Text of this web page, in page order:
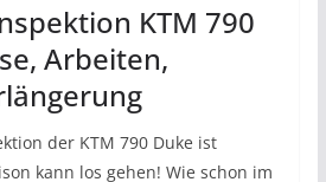
KTM 790
Arbeiten,
der KTM 790 Duke ist
kann los gehen! Wie schon im